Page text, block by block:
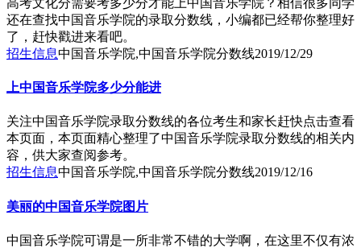
还在查找中国音乐学院的录取分数线，小编都已经帮你整理好
了，赶快戳进来看吧。
招生信息中国音乐学院,中国音乐学院分数线2019/12/29
上中国音乐学院多少分能进
关注中国音乐学院录取分数线的各位考生和家长赶快点击查看
本页面，本页面精心整理了中国音乐学院录取分数线的相关内
容，供大家查阅参考。
招生信息中国音乐学院,中国音乐学院分数线2019/12/16
美丽的中国音乐学院图片
中国音乐学院可谓是一所非常不错的大学啊，在这里不仅有浓